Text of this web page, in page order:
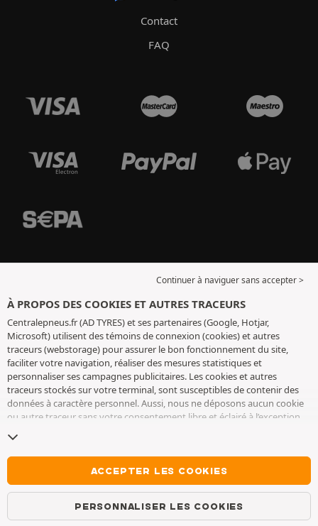
Contact
FAQ
Continuer à naviguer sans accepter >
À PROPOS DES COOKIES ET AUTRES TRACEURS
Centralepneus.fr (AD TYRES) et ses partenaires (Google, Hotjar,
Microsoft) utilisent des témoins de connexion (cookies) et autres
traceurs (webstorage) pour assurer le bon fonctionnement du site,
faciliter votre navigation, réaliser des mesures statistiques et
personnaliser ses campagnes publicitaires. Les cookies et autres
traceurs stockés sur votre terminal, sont susceptibles de contenir des
données à caractère personnel. Aussi, nous ne déposons aucun cookie
ou autre traceur sans votre consentement libre et éclairé à l’exception
conservons votre choix pendant 6 mois. Vous pouvez retirer votre
consentement à tout moment en vous rendant sur lapage cookies et
. Vous pouvez choisir de continuer à naviguer sans
accepter le dépôt de cookies ou autres traceurs. Le refus ne fait pas
obstacle à l’accès aux services AD TYRES. Pour plus d’informations, nous
vous invitons à consulterla page cookies et autres traceurs
ACCEPTER LES COOKIES
PERSONNALISER LES COOKIES